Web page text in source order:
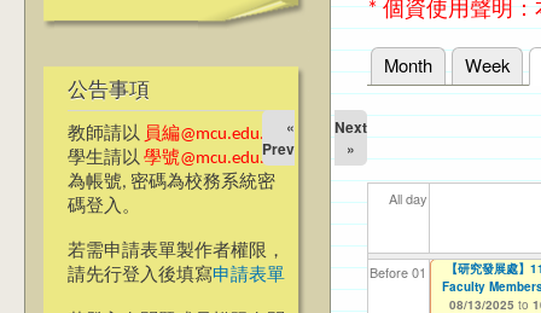
公告事項
教師請以 員編@mcu.edu.tw
學生請以 學號@mcu.edu.tw
為帳號, 密碼為校務系統密
碼登入。
若需申請表單製作者權限，
請先行登入後填寫申請表單
* 個資使用聲明
Primary tabs
Month Week
«
Prev
Next
»
All day
Before 01
【資網處】
整合系統～表單
03/27/2013 to
我愛銘傳我愛養
校區)
09/02/2019 to
【財務處】工讀
11/12/2021to
07/31/2027
【財
11/
114
04/
114
02/
114
03/
2025『發現銘
08/08/2025to
【研究發展處
Faculty
08/13/2025 to